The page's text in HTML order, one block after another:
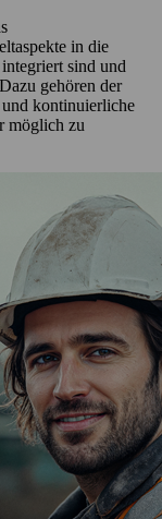
in die
sind und
gehören der
kontinuierliche
möglich zu